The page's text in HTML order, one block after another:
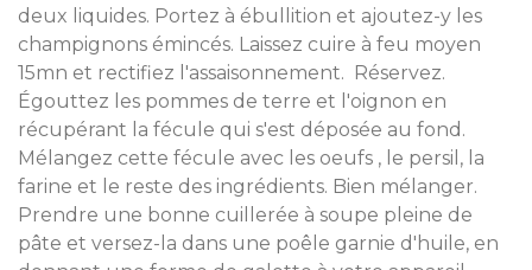
deux liquides. Portez à ébullition et ajoutez-y les
champignons émincés. Laissez cuire à feu moyen
15mn et rectifiez l'assaisonnement. Réservez.
Égouttez les pommes de terre et l'oignon en
récupérant la fécule qui s'est déposée au fond.
Mélangez cette fécule avec les oeufs , le persil, la
farine et le reste des ingrédients. Bien mélanger.
Prendre une bonne cuillerée à soupe pleine de
pâte et versez-la dans une poêle garnie d'huile, en